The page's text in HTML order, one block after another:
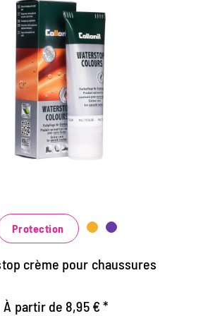
de couleur colorée
et d'imprégnation
tous les matériaux de cuir lisse et
technologie avec effet
vert et rouge
Protection
crème pour chaussures
À partir de 8,95 € *